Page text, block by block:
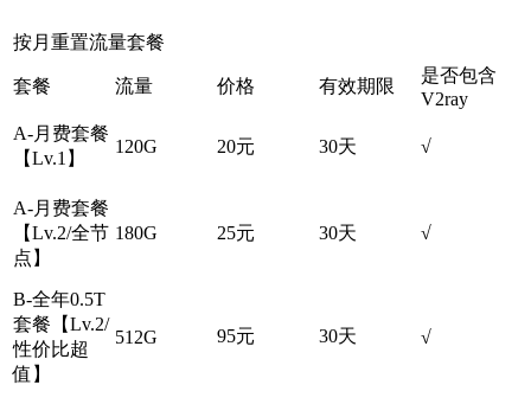
按月重置流量套餐
套餐 流量 价格 有效期限
是否包含
V2ray
A-月费套餐
【Lv.1】
120G 20元 30天 √
A-月费套餐
【Lv.2/全节
点】
180G 25元 30天 √
B-全年0.5T
套餐【Lv.2/
性价比超
值】
512G 95元 30天 √